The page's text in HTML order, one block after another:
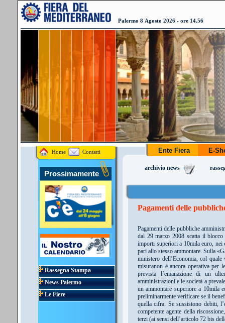
Palermo 8 Agosto 2026 - ore 14.56
Home Contatti
Prossimamente
Rassegna Stampa
News Palermo
Le Fiere
Ente Fiera E-
archivio news
Pagamenti delle
Pagamenti delle pubbliche
dal 29 marzo 2008 scatta il
importi superiori a 10mila euro,
pari allo stesso ammontare. Sulla
ministero dell’Economia, col
misuranon è ancora operativa per
prevista l’emanazione di un
amministrazioni e le società a
un ammontare superiore a 10mila
preliminarmente verificare se il
quella cifra. Se sussistono debiti,
competente agente della
terzi (ai sensi dell’articolo 72 bis